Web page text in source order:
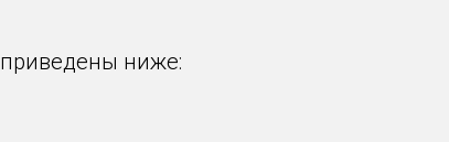
приведены ниже: